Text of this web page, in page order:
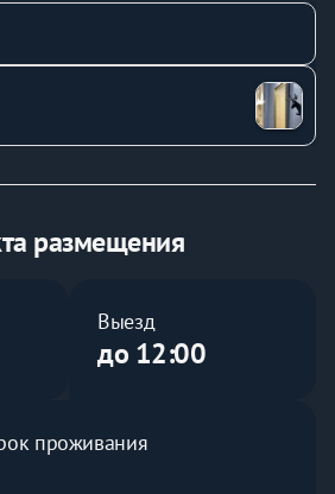
оборудована всем необходимым
для вас постельное
мелочи, которые
максимальным уютом.
Воды лучше
Время в пути около 40 мин.
то ж/д вокзал в шаговой
аллее в 500 м. Для владельцев
во внутреннем дворе.
надеюсь, вам будет удобно
размещения
Выезд
до 12:00
проживания